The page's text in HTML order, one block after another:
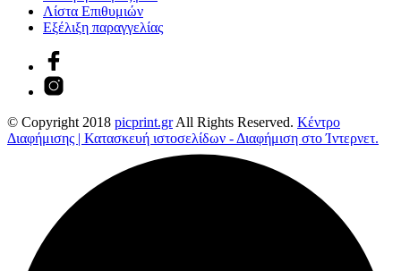
Λίστα Επιθυμιών
Εξέλιξη παραγγελίας
© Copyright 2018 picprint.grAll Rights Reserved. Κέντρο
Διαφήμισης | Κατασκευή ιστοσελίδων - Διαφήμιση στο Ίντερνετ.